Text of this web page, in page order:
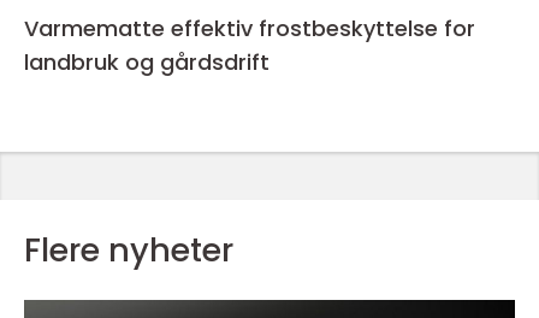
Varmematte effektiv frostbeskyttelse for
landbruk og gårdsdrift
Flere nyheter